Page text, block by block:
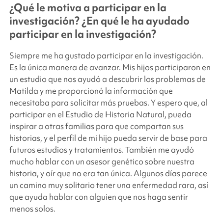
¿Qué le motiva a participar en la
investigación? ¿En qué le ha ayudado
participar en la investigación?
Siempre me ha gustado participar en la investigación.
Es la única manera de avanzar. Mis hijos participaron en
un estudio que nos ayudó a descubrir los problemas de
Matilda y me proporcionó la información que
necesitaba para solicitar más pruebas. Y espero que, al
participar en el Estudio de Historia Natural, pueda
inspirar a otras familias para que compartan sus
historias, y el perfil de mi hijo pueda servir de base para
futuros estudios y tratamientos. También me ayudó
mucho hablar con un asesor genético sobre nuestra
historia, y oír que no era tan única. Algunos días parece
un camino muy solitario tener una enfermedad rara, así
que ayuda hablar con alguien que nos haga sentir
menos solos.